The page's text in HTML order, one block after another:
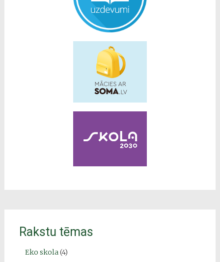
Rakstu tēmas
Eko skola(4)